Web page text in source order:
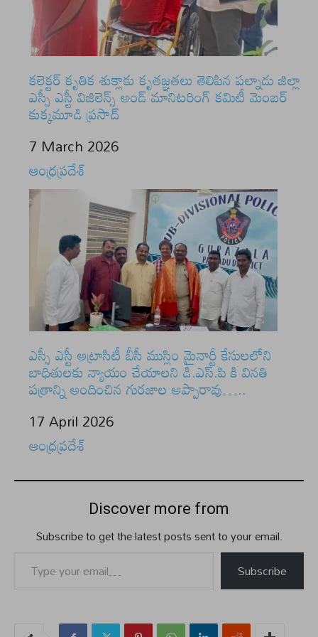
కలెక్టర్ కృతిక శుక్లాకు కృతజ్ఞతలు తెలిపిన పల్నాడు జిల్లా
ఎస్సీ ఎస్టీ విజిలెన్స్ అండ్ మానిటరింగ్ కమిటీ మెంబర్
కుక్కమూడి ప్రసాద్
Date
7 March 2026
In relation to
ఆంధ్రప్రదేశ్
ఎస్సీ ఎస్టీ అట్రాసిటీ బీసీ ముస్లిం మైనార్టీ కేసులలోని
బాధితులకు న్యాయం చేయాలని డి.ఎస్.పి కి వినతి
పత్రాన్ని అందించిన గురజాల అప్పారావు…..
Date
17 April 2026
In relation to
ఆంధ్రప్రదేశ్
Discover more from
Subscribe to get the latest posts sent to your email.
Subscribe